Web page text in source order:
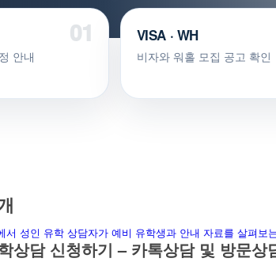
안내
VISA · WH
비자와 워홀 모집 공고 확인
상담 신청하기 – 카톡상담 및 방문상